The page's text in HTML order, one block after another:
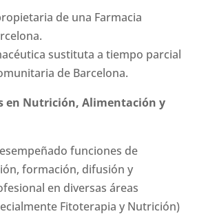
de una Farmacia
sustituta a tiempo parcial
de Barcelona.
en Nutrición, Alimentación y
funciones de
formación, difusión y
en diversas áreas
Fitoterapia y Nutrición)